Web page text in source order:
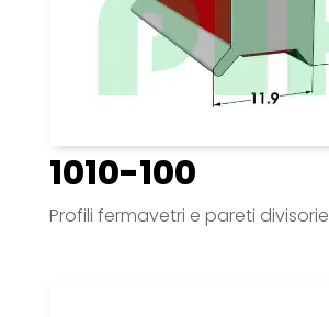
1010-100
Profili fermavetri e pareti divisorie